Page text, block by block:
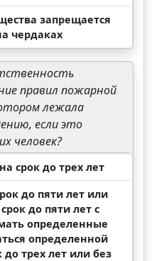
запрещается
чердаках
правил пожарной
лежала
если это
человек?
срок до трех лет
до пяти лет или
до пяти лет с
определенные
определенной
трех лет или без